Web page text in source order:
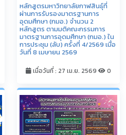
หลักสูตรมหาวิทยาลัยกาฬสินธุ์ที่
ผ่านการรับรองมาตรฐานการ
อุดมศึกษา (กมอ.) จำนวน 2
หลักสูตร ตามมติคณะกรรมการ
มาตรฐานการอุดมศึกษา (กมอ.) ใน
การประชุม (ลับ) ครั้งที่ 4/2569 เมื่อ
วันที่ 8 เมษายน 2569
เมื่อวันที่ : 27 เม.ย. 2569 0